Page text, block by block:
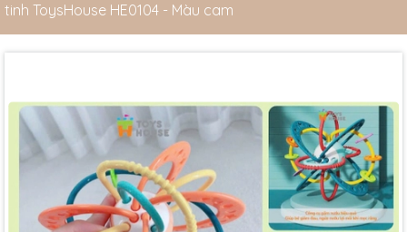
tinh ToysHouse HE0104 - Màu cam